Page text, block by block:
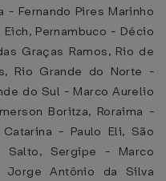
- Fernando Pires Marinho
Pernambuco - Décio
Graças Ramos, Rio de
Rio Grande do Norte -
do Sul - Marco Aurelio
Boritza, Roraima -
- Paulo Eli, São
Salto, Sergipe - Marco
Jorge Antônio da Silva